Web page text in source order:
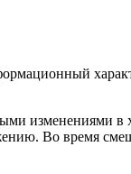
изменениями
Во время